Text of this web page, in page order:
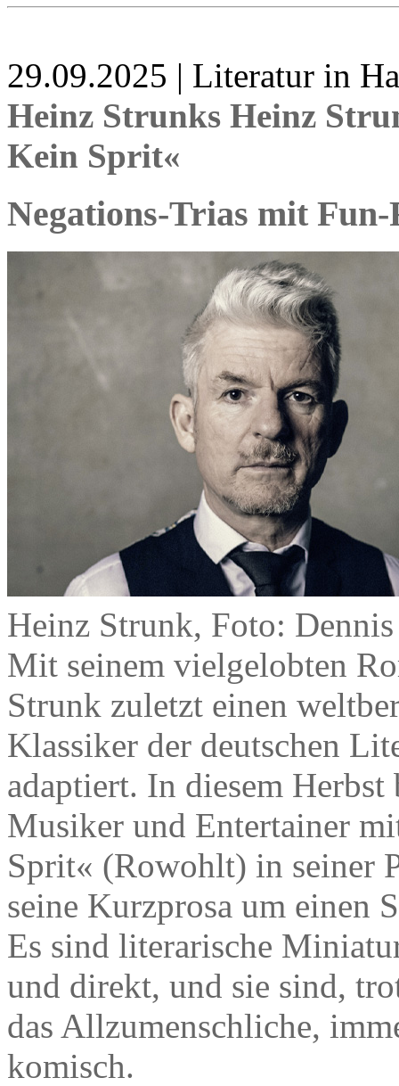
29.09.2025 | Literatur in
Heinz Strunks Heinz
Kein Sprit«
Negations-Trias mit
Heinz Strunk, Foto:
Mit seinem vielgelobten
Strunk zuletzt einen
Klassiker der deutschen
adaptiert. In diesem
Musiker und Entertainer
Sprit« (Rowohlt) in seiner
seine Kurzprosa um einen
Es sind literarische
und direkt, und sie sind,
das Allzumenschliche,
komisch.